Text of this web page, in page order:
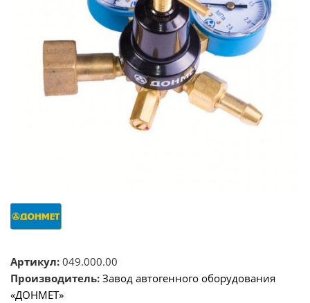
Артикул: 049.000.00
Производитель: Завод автогенного оборудования
«ДОНМЕТ»